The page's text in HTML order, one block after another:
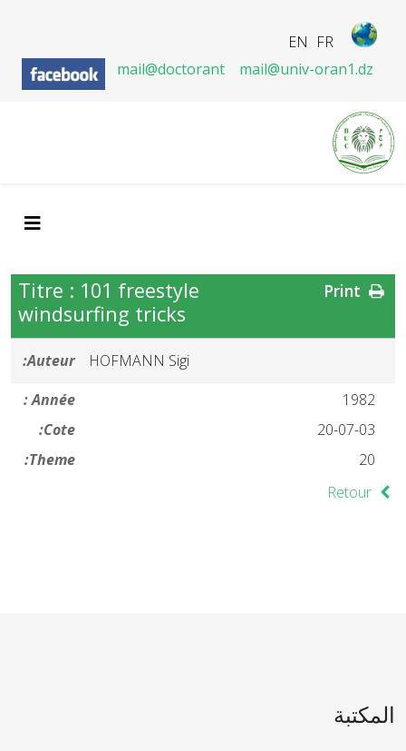
FR
EN
mail@doctorant
mail@univ-oran1.dz
Titre : 101 freestyle
windsurfing tricks
Auteur:
HOFMANN Sigi
Année :
1982
Cote:
20-07-03
Theme:
20
Retour
المكتبة